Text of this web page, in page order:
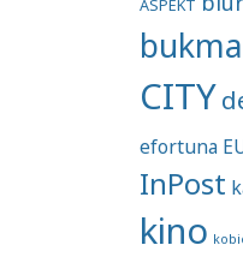
ASPEKT
CITY
efortuna
InPost
kino